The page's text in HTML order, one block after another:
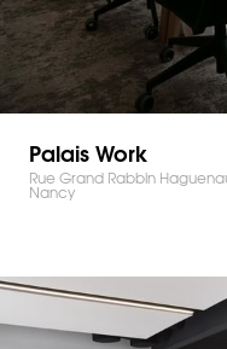
Palais Work
Rue Grand Rabbin
Nancy